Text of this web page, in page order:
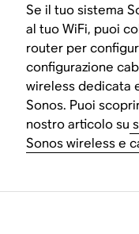
Se il tuo sistema
al tuo WiFi, puoi
router per
configurazione
wireless dedicata
Sonos. Puoi
nostro articolo su
Sonos wireless e